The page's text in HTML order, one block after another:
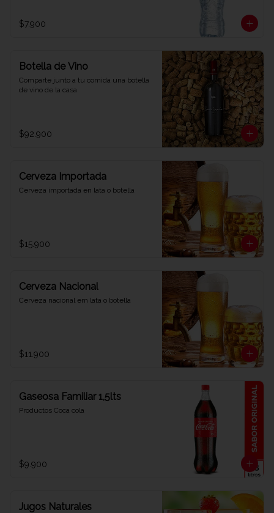
$7.900
Botella de Vino
Comparte junto a tu comida una botella
de vino de la casa
$92.900
Cerveza Importada
Cerveza importada en lata o botella
$15.900
Cerveza Nacional
Cerveza nacional em lata o botella
$11.900
Gaseosa Familiar 1,5lts
Productos Coca cola
$9.900
Jugos Naturales